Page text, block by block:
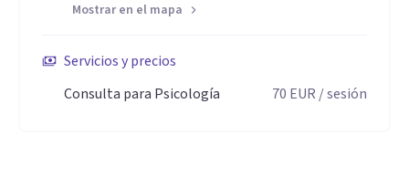
Mostrar en el mapa
Servicios y precios
Consulta para Psicología
70 EUR / sesión